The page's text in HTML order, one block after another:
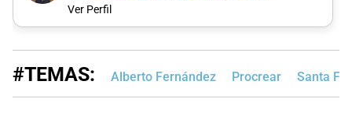
Ver Perfil
#TEMAS: Alberto Fernández Procrear Santa Fe